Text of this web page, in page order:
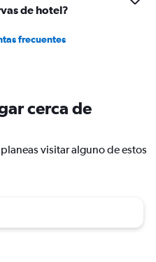
de hotel?
frecuentes
cerca de
visitar alguno de estos